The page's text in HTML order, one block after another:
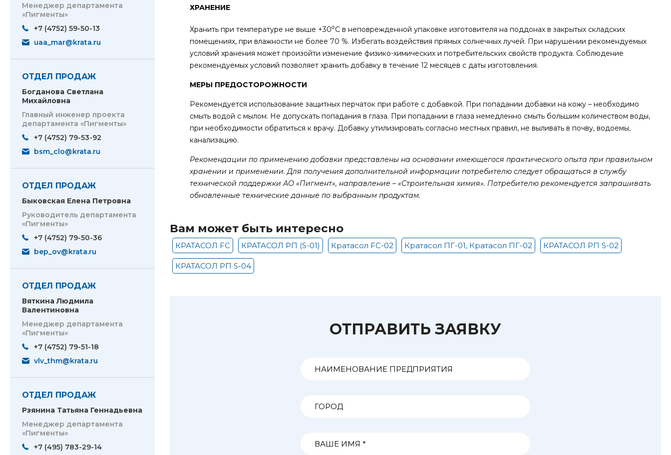
Менеджер департамента
«Пигменты»
+7 (4752) 59-50-13
uaa_mar@krata.ru
ОТДЕЛ ПРОДАЖ
Богданова Светлана
Михайловна
Главный инженер проекта
департамента «Пигменты»
+7 (4752) 79-53-92
bsm_clo@krata.ru
ОТДЕЛ ПРОДАЖ
Быковская Елена Петровна
Руководитель департамента
«Пигменты»
+7 (4752) 79-50-36
bep_ov@krata.ru
ОТДЕЛ ПРОДАЖ
Вяткина Людмила
Валентиновна
Менеджер департамента
«Пигменты»
+7 (4752) 79-51-18
vlv_thm@krata.ru
ОТДЕЛ ПРОДАЖ
Рзянина Татьяна Геннадьевна
Менеджер департамента
«Пигменты»
+7 (495) 783-29-14
ХРАНЕНИЕ
Хранить при температуре не выше +30оС в неповрежденной упаковке изготовителя на поддонах в закрытых складских
помещениях, при влажности не более 70 %. Избегать воздействия прямых солнечных лучей. При нарушении рекомендуемых
условий хранения может произойти изменение физико-химических и потребительских свойств продукта. Соблюдение
рекомендуемых условий позволяет хранить добавку в течение 12 месяцев с даты изготовления.
МЕРЫ ПРЕДОСТОРОЖНОСТИ
Рекомендуется использование защитных перчаток при работе с добавкой. При попадании добавки на кожу – необходимо
смыть водой с мылом. Не допускать попадания в глаза. При попадании в глаза немедленно смыть большим количеством воды,
при необходимости обратиться к врачу. Добавку утилизировать согласно местных правил, не выливать в почву, водоемы,
канализацию.
Рекомендации по применению добавки представлены на основании имеющегося практического опыта при правильном
хранении и применении. Для получения дополнительной информации потребителю следует обращаться в службу
технической поддержки АО «Пигмент», направление – «Строительная химия». Потребителю рекомендуется запрашивать
обновленные технические данные по выбранным продуктам.
Вам может быть интересно
КРАТАСОЛ FC КРАТАСОЛ РП (S-01) Кратасол FC-02 Кратасол ПГ-01, Кратасол ПГ-02 КРАТАСОЛ РП S-02
КРАТАСОЛ РП S-04
ОТПРАВИТЬ ЗАЯВКУ